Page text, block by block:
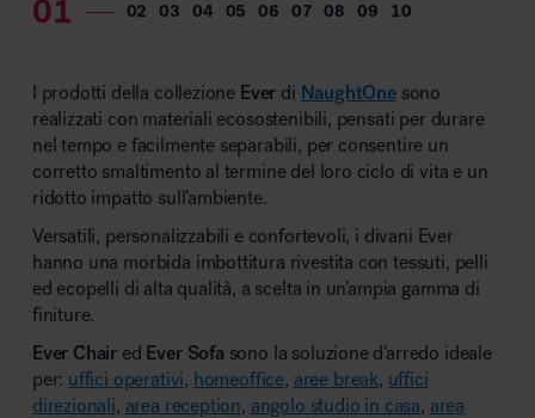
I prodotti della collezione Ever di NaughtOnesono
realizzati con materiali ecosostenibili, pensati per durare
nel tempo e facilmente separabili, per consentire un
corretto smaltimento al termine del loro ciclo di vita e un
ridotto impatto sull’ambiente.
Versatili, personalizzabili e confortevoli, i divani Ever
hanno una morbida imbottitura rivestita con tessuti, pelli
ed ecopelli di alta qualità, a scelta in un’ampia gamma di
finiture.
Ever Chair ed Ever Sofa sono la soluzione d’arredo ideale
per: uffici operativi, homeoffice, aree break, uffici
direzionali, area reception, angolo studio in casa, area